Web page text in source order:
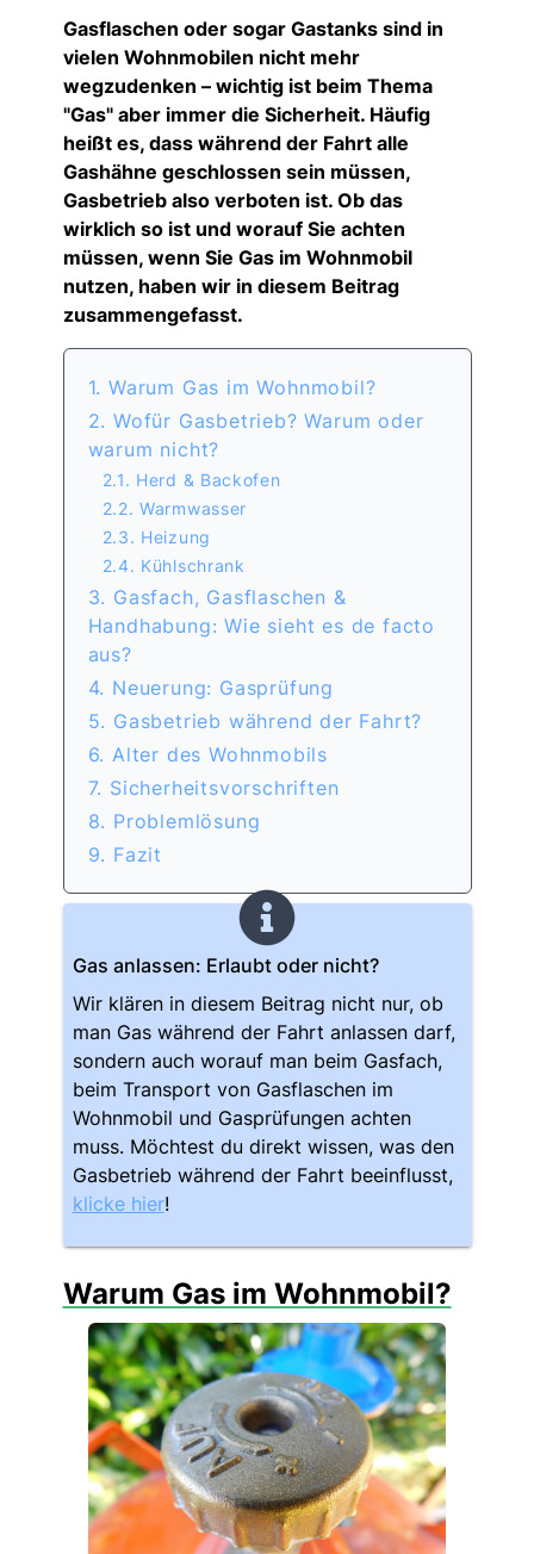
Gasflaschen oder sogar Gastanks sind in
vielen Wohnmobilen nicht mehr
wegzudenken – wichtig ist beim Thema
"Gas" aber immer die Sicherheit. Häufig
heißt es, dass während der Fahrt alle
Gashähne geschlossen sein müssen,
Gasbetrieb also verboten ist. Ob das
wirklich so ist und worauf Sie achten
müssen, wenn Sie Gas im Wohnmobil
nutzen, haben wir in diesem Beitrag
zusammengefasst.
1. Warum Gas im Wohnmobil?
2. Wofür Gasbetrieb? Warum oder
warum nicht?
2.1. Herd & Backofen
2.2. Warmwasser
2.3. Heizung
2.4. Kühlschrank
3. Gasfach, Gasflaschen &
Handhabung: Wie sieht es de facto
aus?
4. Neuerung: Gasprüfung
5. Gasbetrieb während der Fahrt?
6. Alter des Wohnmobils
7. Sicherheitsvorschriften
8. Problemlösung
9. Fazit
Gas anlassen: Erlaubt oder nicht?
Wir klären in diesem Beitrag nicht nur, ob
man Gas während der Fahrt anlassen darf,
sondern auch worauf man beim Gasfach,
beim Transport von Gasflaschen im
Wohnmobil und Gasprüfungen achten
muss. Möchtest du direkt wissen, was den
Gasbetrieb während der Fahrt beeinflusst,
klicke hier!
Warum Gas im Wohnmobil?